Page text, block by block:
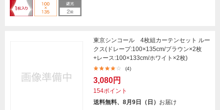
東京シンコール 4枚組カーテンセット ルー
クス(ドレープ:100×135cm/ブラウン×2枚
+レース:100×133cm/ホワイト×2枚)
(4)
3,080円
154ポイント
送料無料、8月9日（日） お届け